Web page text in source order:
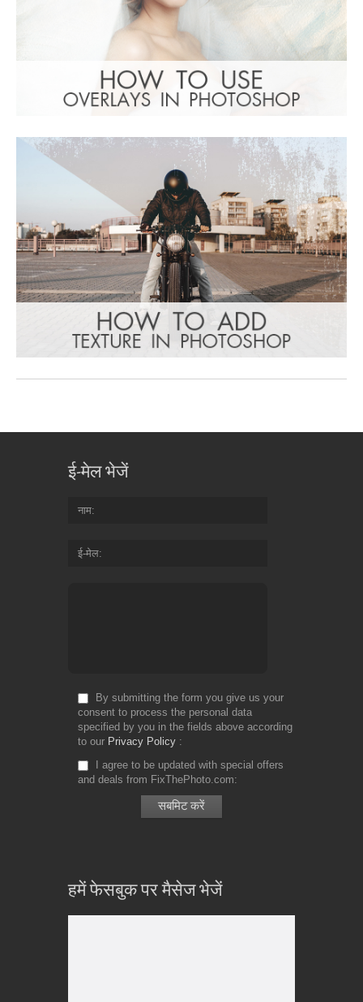
ई-मेल भेजें
नाम
ई-मेल
By submitting the form you give us your
consent to process the personal data
specified by you in the fields above according
to our Privacy Policy
I agree to be updated with special offers
and deals from FixThePhoto.com
हमें फेसबुक पर मैसेज भेजें